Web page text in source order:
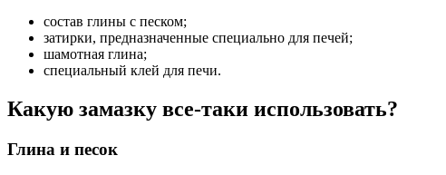
состав глины с песком;
затирки, предназначенные специально для печей;
шамотная глина;
специальный клей для печи.
Какую замазку все-таки использовать?
Глина и песок